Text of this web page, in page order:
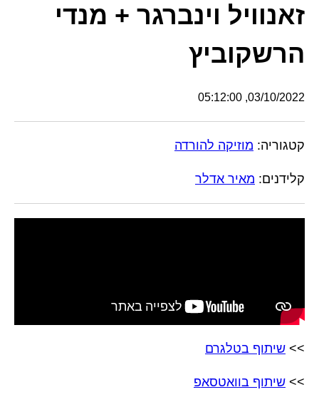
זאנוויל וינברגר + מנדי
הרשקוביץ
03/10/2022, 05:12:00
קטגוריה: מוזיקה להורדה
קלידנים: מאיר אדלר
>> שיתוף בטלגרם
>> שיתוף בוואטסאפ